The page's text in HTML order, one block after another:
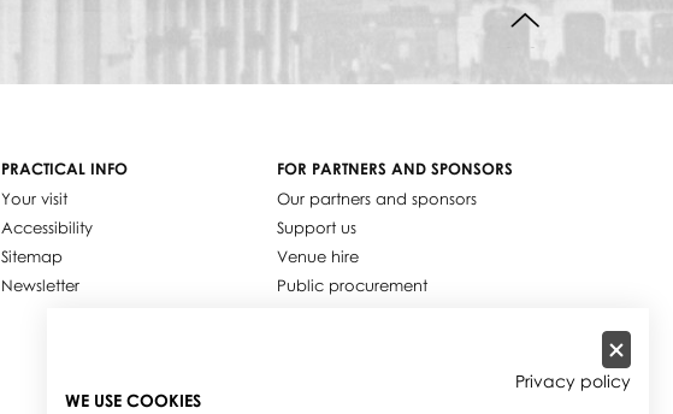
PRACTICAL INFO
Your visit
Accessibility
Sitemap
Newsletter
FOR PARTNERS AND SPONSORS
Our partners and sponsors
Support us
Venue hire
Public procurement
Privacy policy
WE USE COOKIES